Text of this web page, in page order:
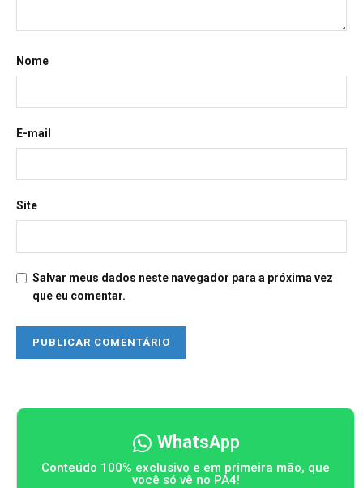
Nome
E-mail
Site
Salvar meus dados neste navegador para a próxima vez
que eu comentar.
WhatsApp
Conteúdo 100% exclusivo e em primeira mão, que
você só vê no PA4!